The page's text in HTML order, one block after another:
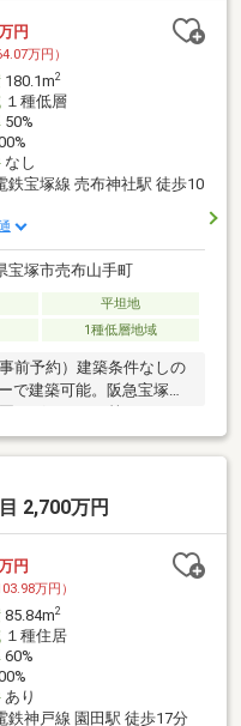
円
万円）
180.1m2
１種低層
50%
なし
鉄宝塚線 売布神社駅 徒歩10
宝塚市売布山手町
平坦地
1種低層地域
前予約）建築条件なしの
で建築可能。阪急宝塚本
2,700万円
円
万円）
85.84m2
１種住居
60%
あり
鉄神戸線 園田駅 徒歩17分